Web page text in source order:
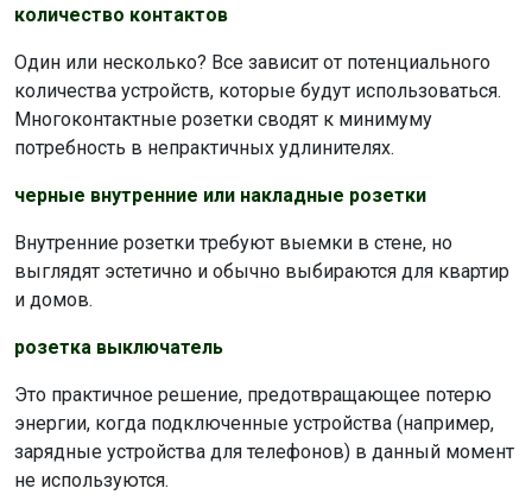
количество контактов
Один или несколько? Все зависит от потенциального
количества устройств, которые будут использоваться.
Многоконтактные розетки сводят к минимуму
потребность в непрактичных удлинителях.
черные внутренние или накладные розетки
Внутренние розетки требуют выемки в стене, но
выглядят эстетично и обычно выбираются для квартир
и домов.
розетка выключатель
Это практичное решение, предотвращающее потерю
энергии, когда подключенные устройства (например,
зарядные устройства для телефонов) в данный момент
не используются.